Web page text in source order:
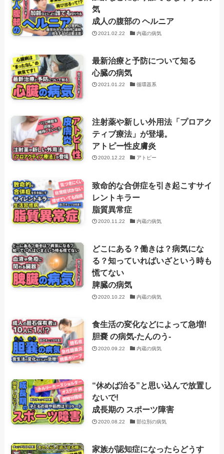
気
成人の腹部の ヘルニア
2021.02.22 内蔵の病気
最新治療と予防について知る
心臓の病気
2021.01.22 循環器系
注射薬や新しい外用法「プロアク
ティブ療法」が登場。
アトピー性皮膚炎
2020.12.22 アトピー
致命的な合併症を引き起こすサイ
レントキラー
脂質異常症
2020.11.22 内蔵の病気
どこにある？働きは？病気にな
る？知っていればいざという時も
慌てない
脾臓の病気
2020.10.22 内蔵の病気
食生活の変化などによって急増!
胆嚢 の病気-たんのう-
2020.09.22 内蔵の病気
“休めば治る”と思い込んで放置し
ないで!
成長期の スポーツ障害
2020.08.22 部位別の病気
家族が認知症になったらどうす